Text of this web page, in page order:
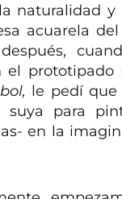
naturalidad y
acuarela
el prototipado
le pedí que
suya para
en la